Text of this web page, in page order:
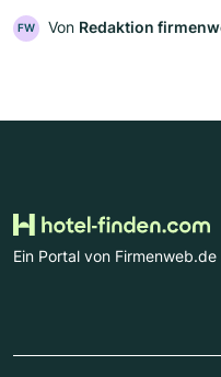
FW Von Redaktion
Ein Portal von Firmenweb.de